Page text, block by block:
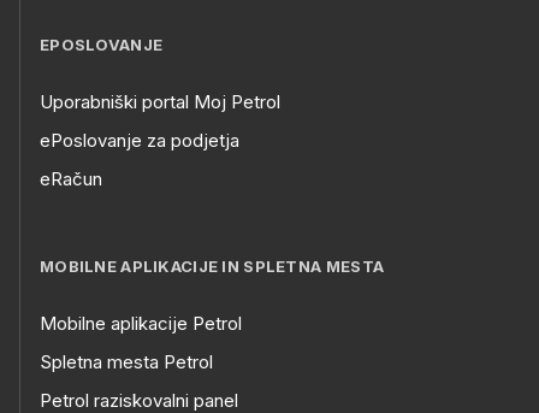
EPOSLOVANJE
Uporabniški portal Moj Petrol
ePoslovanje za podjetja
eRačun
MOBILNE APLIKACIJE IN SPLETNA MESTA
Mobilne aplikacije Petrol
Spletna mesta Petrol
Petrol raziskovalni panel